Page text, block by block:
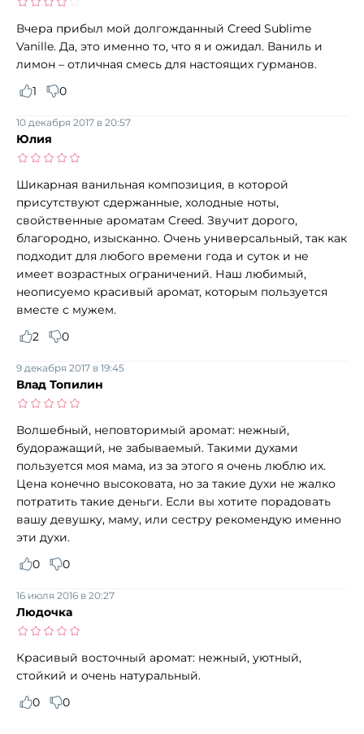
Вчера прибыл мой долгожданный Creed Sublime
Vanille. Да, это именно то, что я и ожидал. Ваниль и
лимон – отличная смесь для настоящих гурманов.
1
0
Юлия
10 декабря 2017 в 20:57
Шикарная ванильная композиция, в которой
присутствуют сдержанные, холодные ноты,
свойственные ароматам Creed. Звучит дорого,
благородно, изысканно. Очень универсальный, так как
подходит для любого времени года и суток и не
имеет возрастных ограничений. Наш любимый,
неописуемо красивый аромат, которым пользуется
вместе с мужем.
2
0
Влад Топилин
9 декабря 2017 в 19:45
Волшебный, неповторимый аромат: нежный,
будоражащий, не забываемый. Такими духами
пользуется моя мама, из за этого я очень люблю их.
Цена конечно высоковата, но за такие духи не жалко
потратить такие деньги. Если вы хотите порадовать
вашу девушку, маму, или сестру рекомендую именно
эти духи.
0
0
Людочка
16 июля 2016 в 20:27
Красивый восточный аромат: нежный, уютный,
стойкий и очень натуральный.
0
0